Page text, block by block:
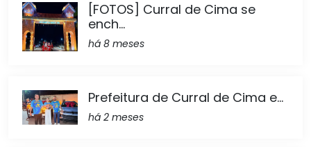
[FOTOS] Curral de Cima se
ench...
há 8 meses
Prefeitura de Curral de Cima e...
há 2 meses